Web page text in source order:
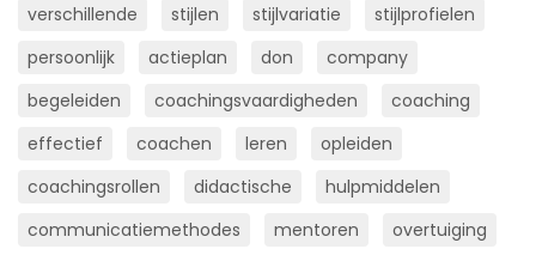
verschillende
stijlen stijlvariatie
stijlprofielen
persoonlijk
actieplan don
company
begeleiden
coachingsvaardigheden
coaching
effectief
coachen leren
opleiden
coachingsrollen
didactische
hulpmiddelen
communicatiemethodes
mentoren overtuiging